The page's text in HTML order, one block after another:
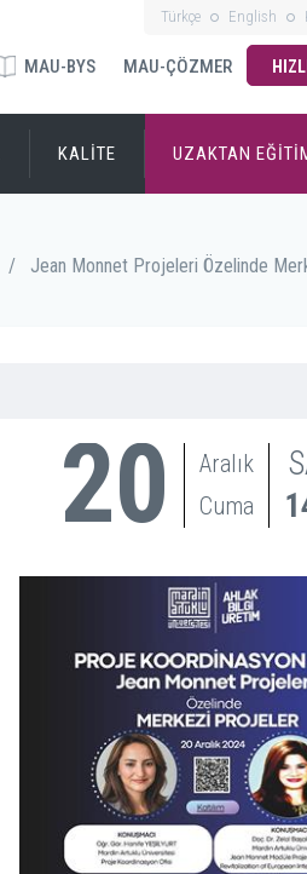
Türkçe English
MAU-BYS MAU-ÇÖZMER
KALİTE UZAKTAN
/ Jean Monnet Projeleri Özelinde
20
Aralık
Cuma